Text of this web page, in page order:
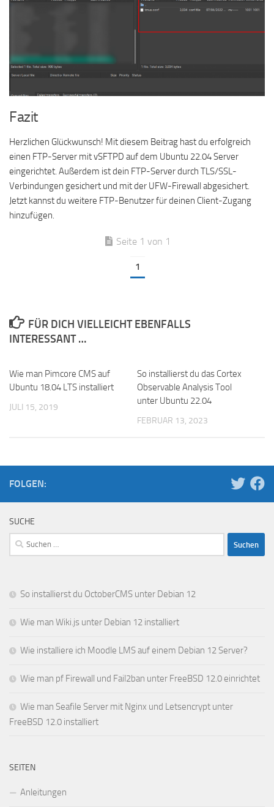
Fazit
Herzlichen Glückwunsch! Mit diesem Beitrag hast du erfolgreich
einen FTP-Server mit vSFTPD auf dem Ubuntu 22.04 Server
eingerichtet. Außerdem ist dein FTP-Server durch TLS/SSL-
Verbindungen gesichert und mit der UFW-Firewall abgesichert.
Jetzt kannst du weitere FTP-Benutzer für deinen Client-Zugang
hinzufügen.
Seite 1 von 1
1
FÜR DICH VIELLEICHT EBENFALLS
INTERESSANT …
Wie man Pimcore CMS auf
Ubuntu 18.04 LTS installiert
JULI 15, 2019
So installierst du das Cortex
Observable Analysis Tool
unter Ubuntu 22.04
FEBRUAR 13, 2023
FOLGEN:
SUCHE
Suchen
nach:
So installierst du OctoberCMS unter Debian 12
Wie man Wiki.js unter Debian 12 installiert
Wie installiere ich Moodle LMS auf einem Debian 12 Server?
Wie man pf Firewall und Fail2ban unter FreeBSD 12.0 einrichtet
Wie man Seafile Server mit Nginx und Letsencrypt unter
FreeBSD 12.0 installiert
SEITEN
Anleitungen